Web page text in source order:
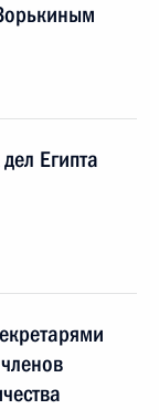
Египта